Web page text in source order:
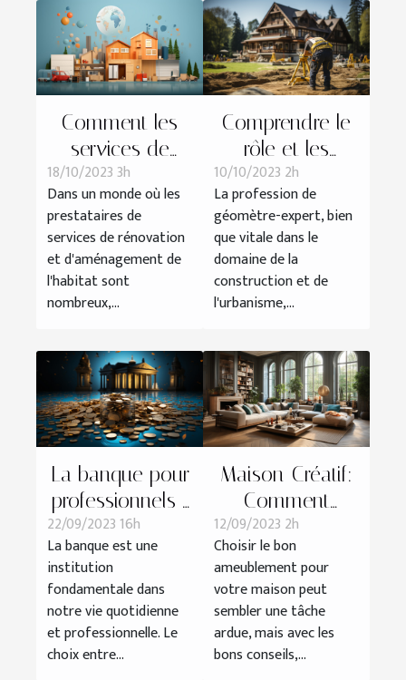
Comment les
services de
Camif Habitat se
comparent-ils
aux autres
prestataires ?
18/10/2023 3h
Dans un monde où les
prestataires de
services de rénovation
et d'aménagement de
l'habitat sont
nombreux,...
Comprendre le
rôle et les
responsabilités
d'un géomètre-
expert
10/10/2023 2h
La profession de
géomètre-expert, bien
que vitale dans le
domaine de la
construction et de
l'urbanisme,...
La banque pour
professionnels :
avantages et
inconvénients
comparés à la
banque
traditionnelle
22/09/2023 16h
La banque est une
institution
fondamentale dans
notre vie quotidienne
et professionnelle. Le
choix entre...
Maison-Créatif:
Comment
choisir le bon
ameublement
pour votre
maison
12/09/2023 2h
Choisir le bon
ameublement pour
votre maison peut
sembler une tâche
ardue, mais avec les
bons conseils,...